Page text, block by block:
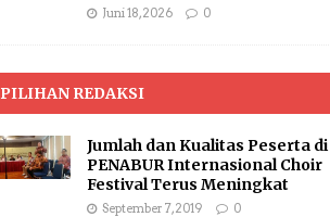
Juni 18, 2026 0
PILIHAN REDAKSI
Jumlah dan Kualitas Peserta di
PENABUR Internasional Choir
Festival Terus Meningkat
September 7, 2019 0